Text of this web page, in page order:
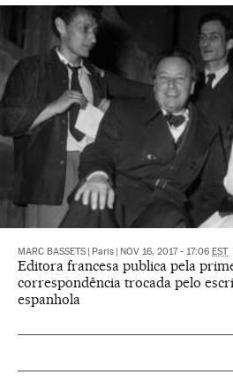
MARC BASSETS Paris NOV 16, 2017 - 17:06 EST
Editora francesa publica pela
correspondência trocada pelo
espanhola